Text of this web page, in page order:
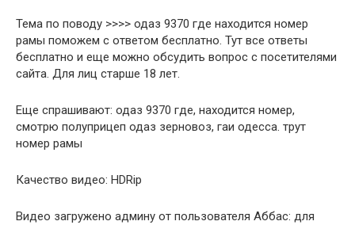
Тема по поводу >>>> одаз 9370 где находится номер
рамы поможем с ответом бесплатно. Тут все ответы
бесплатно и еще можно обсудить вопрос с посетителями
сайта. Для лиц старше 18 лет.
Еще спрашивают: одаз 9370 где, находится номер,
смотрю полуприцеп одаз зерновоз, гаи одесса. трут
номер рамы
Качество видео: HDRip
Видео загружено админу от пользователя Аббас: для